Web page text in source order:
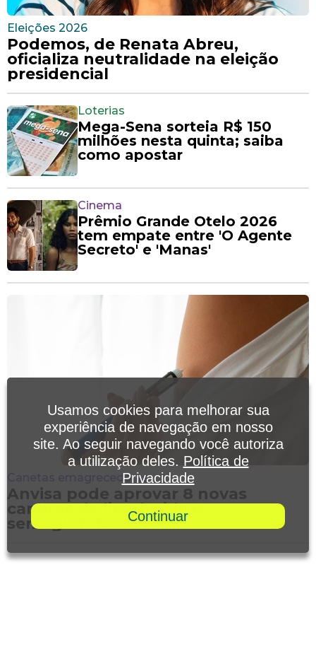
Eleições 2026
Podemos, de Renata Abreu,
oficializa neutralidade na eleição
presidencial
Loterias
Mega-Sena sorteia R$ 150
milhões nesta quinta; saiba
como apostar
Cinema
Prêmio Grande Otelo 2026
tem empate entre 'O Agente
Secreto' e 'Manas'
Canetas emagrecedoras
Anvisa pode aprovar 8 novas
canetas de liraglutida e
semaglutida
Usamos cookies para melhorar sua
experiência de navegação em nosso
site. Ao seguir navegando você autoriza
a utilização deles. Política de
Privacidade
Continuar